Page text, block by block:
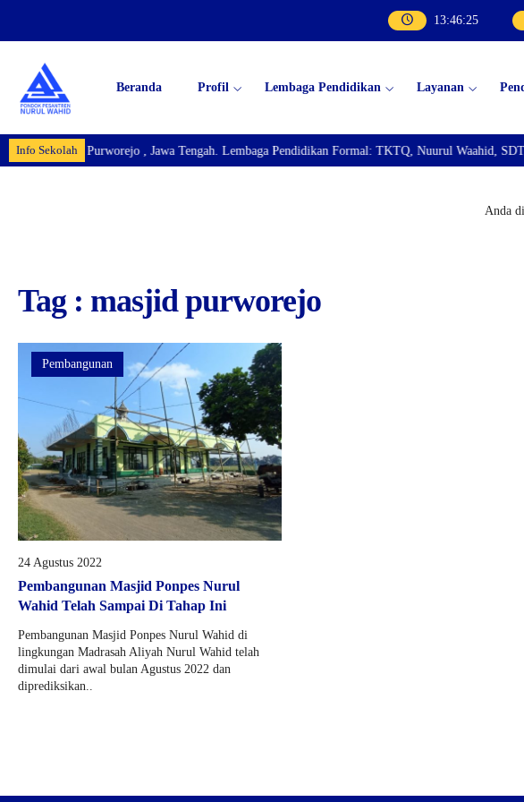
13:46:25
Beranda Profil Lembaga Pendidikan Layanan
Info Sekolah
Bayan, Purworejo , Jawa Tengah. Lembaga Pendidikan Formal: TKTQ, Nuurul Waahid,
Anda
Tag : masjid purworejo
Pembangunan
24 Agustus 2022
Pembangunan Masjid Ponpes Nurul
Wahid Telah Sampai Di Tahap Ini
Pembangunan Masjid Ponpes Nurul Wahid di
lingkungan Madrasah Aliyah Nurul Wahid telah
dimulai dari awal bulan Agustus 2022 dan
diprediksikan..